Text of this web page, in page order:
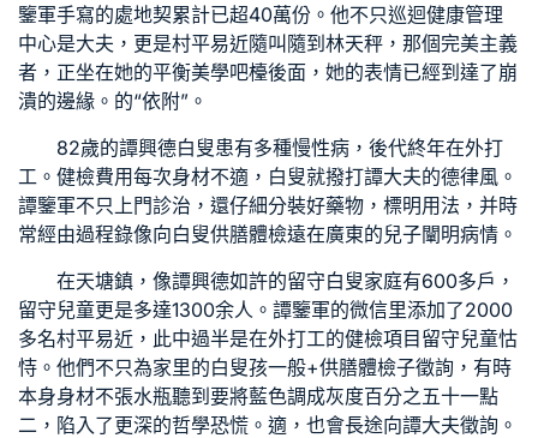
鑒軍手寫的處地契累計已超40萬份。他不只巡迴健康管理
中心是大夫，更是村平易近隨叫隨到林天秤，那個完美主義
者，正坐在她的平衡美學吧檯後面，她的表情已經到達了崩
潰的邊緣。的“依附”。
82歲的譚興德白叟患有多種慢性病，後代終年在外打
工。 健檢費用每次身材不適，白叟就撥打譚大夫的德律風。
譚鑒軍不只上門診治，還仔細分裝好藥物，標明用法，并時
常經由過程錄像向白叟供膳體檢遠在廣東的兒子闡明病情。
在天塘鎮，像譚興德如許的留守白叟家庭有600多戶，
留守兒童更是多達1300余人。譚鑒軍的微信里添加了2000
多名村平易近，此中過半是在外打工的健檢項目 留守兒童怙
恃。他們不只為家里的白叟孩一般+供膳體檢子徵詢，有時
本身身材不張水瓶聽到要將藍色調成灰度百分之五十一點
二，陷入了更深的哲學恐慌。適，也會長途向譚大夫徵詢。